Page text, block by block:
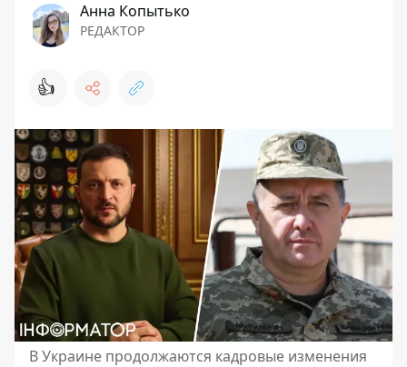
Анна Копытько
РЕДАКТОР
👍
В Украине продолжаются кадровые изменения